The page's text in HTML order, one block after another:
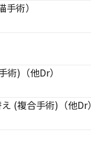
術）
術)（他Dr）
(複合手術)（他Dr）